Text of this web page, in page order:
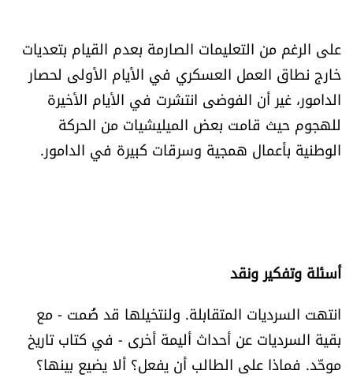
على الرغم من التعليمات الصارمة بعدم القيام بتعديات
خارج نطاق العمل العسكري في الأيام الأولى لحصار
الدامور، غير أن الفوضى انتشرت في الأيام الأخيرة
للهجوم حيث قامت بعض الميليشيات من الحركة
الوطنية بأعمال همجية وسرقات كبيرة في الدامور.
أسئلة وتفكير ونقد
انتهت السرديات المتقابلة. ولنتخيلها قد ضُمت - مع
بقية السرديات عن أحداث أليمة أخرى - في كتاب تاريخ
موحّد. فماذا على الطالب أن يفعل؟ ألا يضيع بينها؟